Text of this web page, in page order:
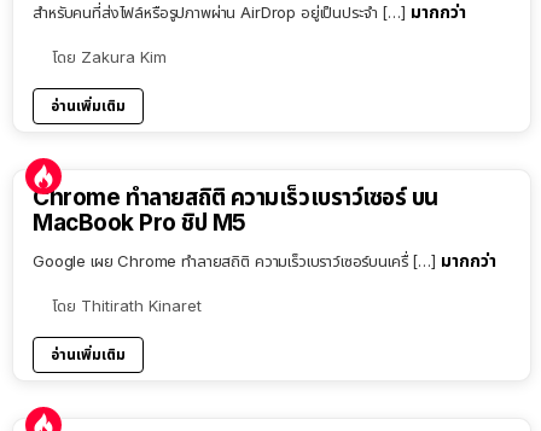
สำหรับคนที่ส่งไฟล์หรือรูปภาพผ่าน AirDrop อยู่เป็นประจำ […] มากกว่า
โดย Zakura Kim
อ่านเพิ่มเติม
Chrome ทำลายสถิติ ความเร็วเบราว์เซอร์ บน
MacBook Pro ชิป M5
Google เผย Chrome ทำลายสถิติ ความเร็วเบราว์เซอร์บนเครื่ […] มากกว่า
โดย Thitirath Kinaret
อ่านเพิ่มเติม